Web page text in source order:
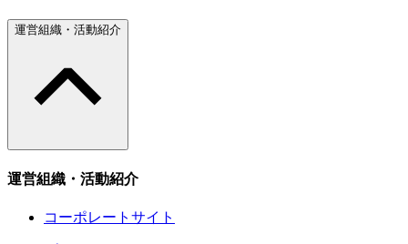
運営組織・活動紹介
運営組織・活動紹介
コーポレートサイト